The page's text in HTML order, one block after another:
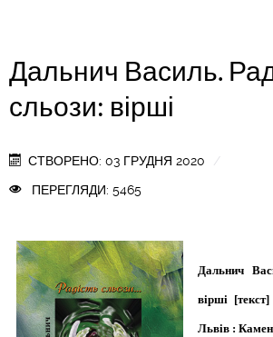
Дальнич Василь.
сльози: вірші
СТВОРЕНО: 03 ГРУДНЯ 2020
ПЕРЕГЛЯДИ: 5465
Дальнич
вірші
Львів :